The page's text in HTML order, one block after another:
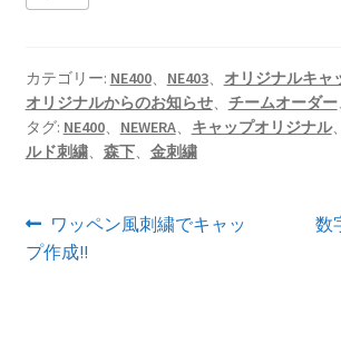
カテゴリー: NE400、 NE403、 オリジナルキャ
オリジナルからのお知らせ、 チームオーダー
タグ: NE400、 NEWERA、 キャップオリジナル、
ルド刺繍、 森下、 金刺繍
投
稿
前
の
ワッペン風刺繍でキャッ
プ作成!!
次
数